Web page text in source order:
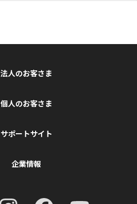
法人のお客さま
個人のお客さま
サポートサイト
企業情報